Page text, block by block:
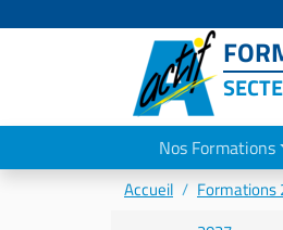
Nos Formations
Accueil Formations